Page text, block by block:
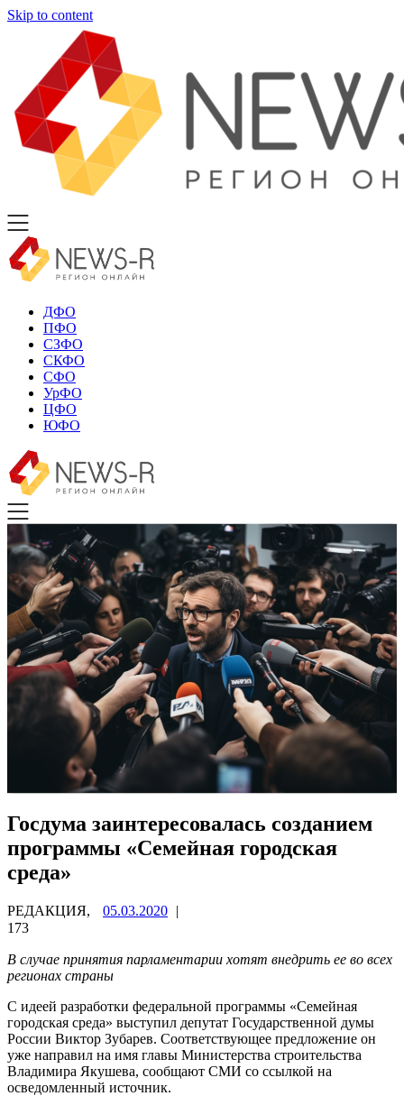
Skip to content
ДФО
ПФО
СЗФО
СКФО
СФО
УрФО
ЦФО
ЮФО
Госдума заинтересовалась созданием
программы «Семейная городская
среда»
РЕДАКЦИЯ, 05.03.2020 |
173
В случае принятия парламентарии хотят внедрить ее во всех
регионах страны
С идеей разработки федеральной программы «Семейная
городская среда» выступил депутат Государственной думы
России Виктор Зубарев. Соответствующее предложение он
уже направил на имя главы Министерства строительства
Владимира Якушева, сообщают СМИ со ссылкой на
осведомленный источник.